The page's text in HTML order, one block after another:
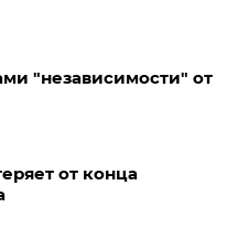
"независимости" от
от конца